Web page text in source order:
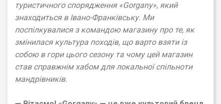
туристичного спорядження «Gorgany», який
знаходиться в Івано-Франківську. Ми
поспілкувалися з командою магазину про те, як
змінилася культура походів, що варто взяти із
собою в гори цього сезону та чому цей магазин
став справжнім хабом для локальної спільноти
мандрівників.